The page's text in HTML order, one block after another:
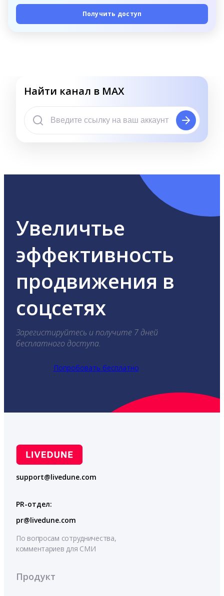
Получить доступ
Найти канал в MAX
Увеличтье
эффективность
продвижения в
соцсетях
Зарегистируйтесь и получите 7 дней
бесплатного доступа.
Попробовать бесплатно
support@livedune.com
PR-отдел:
pr@livedune.com
По вопросам сотрудничества,
комментариев для СМИ
Продукт